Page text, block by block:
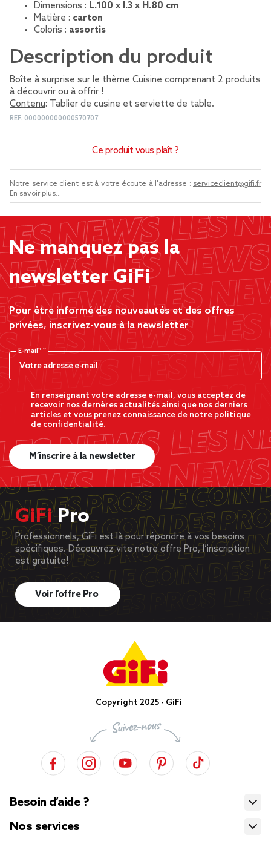
Dimensions : L.100 x l.3 x H.80 cm
Matière : carton
Coloris : assortis
Description du produit
Boîte à surprise sur le thème Cuisine comprenant 2 produits
à découvrir ou à offrir !
Contenu: Tablier de cusine et serviette de table.
REF. 000000000000570707
Ce produit vous plaît ?
Notre service client est à votre écoute à l'adresse : serviceclient@gifi.fr
En savoir plus...
Ne manquez pas la
newsletter GiFi
Pour être informé des nouveautés et des offres
privées, inscrivez-vous à la newsletter
E-mail*
En renseignant votre adresse e-mail, vous acceptez de
recevoir nos dernères actualités ainsi que nos derniers
articles et vous prenez connaissance de notre politique
de confidentialité.
M’inscrire à la newsletter
GiFiPro
Professionnels, GiFi est là pour répondre à vos besoins
spécifiques. Découvrez vite notre offre Pro, l’inscription
est gratuite!
Voir l’offre Pro
Copyright 2025 - GiFi
Besoin d’aide ?
Nos services